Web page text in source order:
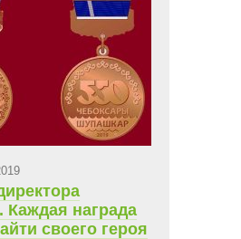
Каждая награда
своего героя